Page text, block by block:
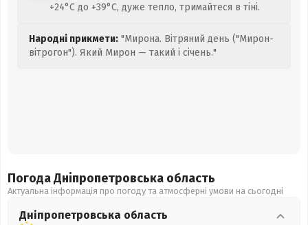
+24°C до +39°C, дуже тепло, тримайтеся в тіні.
Народні прикмети: "Мирона. Вітряний день ("Мирон-
вітрогон"). Який Мирон — такий і січень."
Погода Дніпропетровська область
Актуальна інформація про погоду та атмосферні умови на сьогодні
Дніпропетровська область